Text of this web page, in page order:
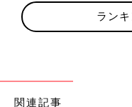
ラン
関連記事